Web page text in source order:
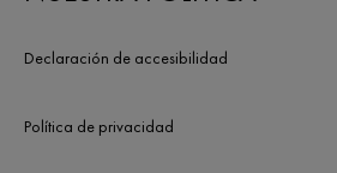
Declaración de accesibilidad
Política de privacidad